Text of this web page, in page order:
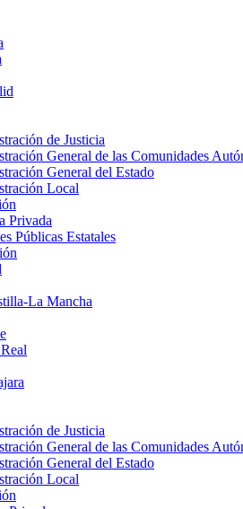
de Justicia
General de las Comunidades
General del Estado
Local
Privada
Públicas Estatales
La Mancha
de Justicia
General de las Comunidades
General del Estado
Local